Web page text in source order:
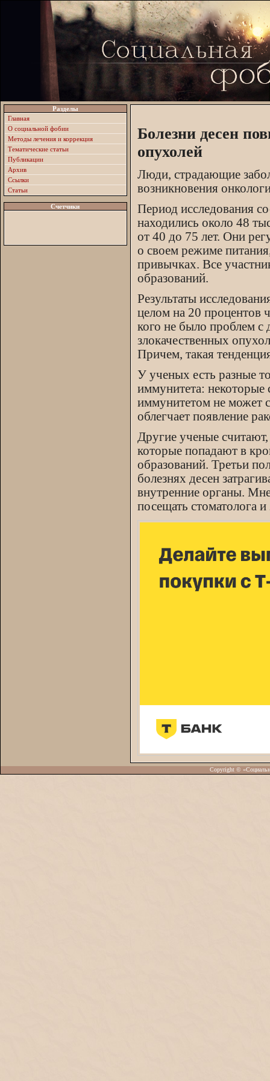
Разделы
Главная
О социальной фобии
Методы лечения и коррекция
Тематические статьи
Публикации
Архив
Ссылки
Статьи
Счетчики
Болезни десен
опухолей
Люди, страдающие
возникновения
Период исследования
находились около 48
от 40 до 75 лет. Они
о своем режиме
привычках. Все
образований.
Результаты
целом на 20 процентов
кого не было проблем с
злокачественных
Причем, такая
У ученых есть разные
иммунитета:
иммунитетом не может
облегчает появление
Другие ученые
которые попадают в
образований. Третьи
болезнях десен
внутренние органы.
посещать стоматолога
Copyright ©